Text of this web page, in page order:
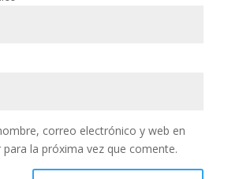
correo electrónico y web en
la próxima vez que comente.